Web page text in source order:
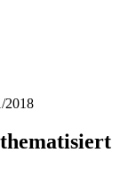
2018